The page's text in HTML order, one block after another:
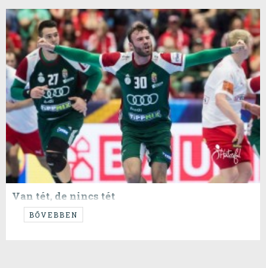
Van tét, de nincs tét
Az Eb kezdete óta ebben a skizo állapotban vergődünk.
BŐVEBBEN